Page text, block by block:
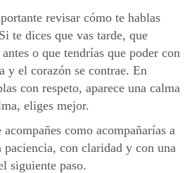
revisar cómo te hablas
te dices que vas tarde, que
o que tendrías que poder con
y el corazón se contrae. En
con respeto, aparece una calma
eliges mejor.
como acompañarías a
paciencia, con claridad y con una
siguiente paso.